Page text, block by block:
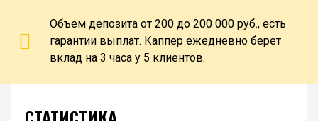
Объем депозита от 200 до 200 000 руб., есть
гарантии выплат. Каппер ежедневно берет
вклад на 3 часа у 5 клиентов.